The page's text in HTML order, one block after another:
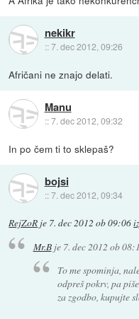
nekikr
::7. dec 2012, 09:26
Afričani ne znajo delati.
Manu
::7. dec 2012, 09:32
In po čem ti to sklepaš?
bojsi
::7. dec 2012, 09:34
RejZoR je 7. dec 2012 ob 09:06
Mr.Bje 7. dec 2012 ob
To me spominja,
odpreš pokrv, pa
za zgodbo, kupujte